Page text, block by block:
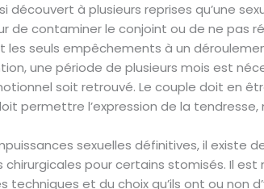
découvert à plusieurs reprises qu’une
de contaminer le conjoint ou de ne pas
les seuls empêchements à un
une période de plusieurs mois est
soit retrouvé. Le couple doit en
permettre l’expression de la tendresse,
sexuelles définitives, il existe
pour certains stomisés. Il est
techniques et du choix qu’ils ont ou non